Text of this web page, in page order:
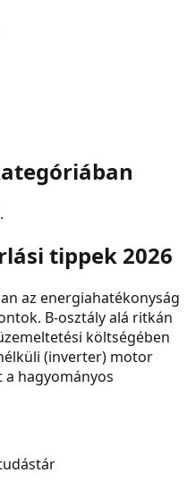
tippek 2026
az energiahatékonyság
B-osztály alá ritkán
költségében
(inverter) motor
hagyományos